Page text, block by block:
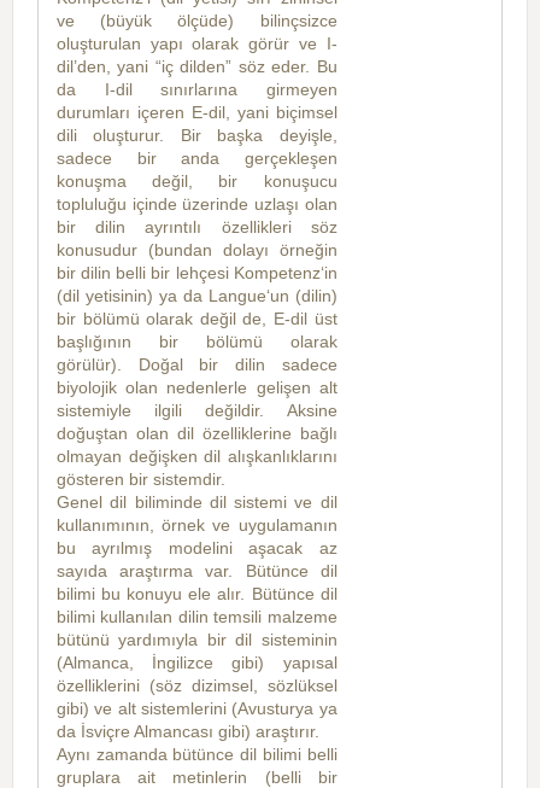
ve (büyük ölçüde) bilinçsizce
oluşturulan yapı olarak görür ve I-
dil’den, yani “iç dilden” söz eder. Bu
da I-dil sınırlarına girmeyen
durumları içeren E-dil, yani biçimsel
dili oluşturur. Bir başka deyişle,
sadece bir anda gerçekleşen
konuşma değil, bir konuşucu
topluluğu içinde üzerinde uzlaşı olan
bir dilin ayrıntılı özellikleri söz
konusudur (bundan dolayı örneğin
bir dilin belli bir lehçesi Kompetenz‘in
(dil yetisinin) ya da Langue‘un (dilin)
bir bölümü olarak değil de, E-dil üst
başlığının bir bölümü olarak
görülür). Doğal bir dilin sadece
biyolojik olan nedenlerle gelişen alt
sistemiyle ilgili değildir. Aksine
doğuştan olan dil özelliklerine bağlı
olmayan değişken dil alışkanlıklarını
gösteren bir sistemdir.
Genel dil biliminde dil sistemi ve dil
kullanımının, örnek ve uygulamanın
bu ayrılmış modelini aşacak az
sayıda araştırma var. Bütünce dil
bilimi bu konuyu ele alır. Bütünce dil
bilimi kullanılan dilin temsili malzeme
bütünü yardımıyla bir dil sisteminin
(Almanca, İngilizce gibi) yapısal
özelliklerini (söz dizimsel, sözlüksel
gibi) ve alt sistemlerini (Avusturya ya
da İsviçre Almancası gibi) araştırır.
Aynı zamanda bütünce dil bilimi belli
gruplara ait metinlerin (belli bir